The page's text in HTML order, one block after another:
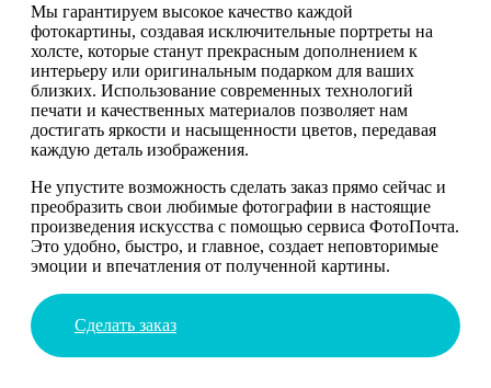
Мы гарантируем высокое качество каждой
фотокартины, создавая исключительные портреты на
холсте, которые станут прекрасным дополнением к
интерьеру или оригинальным подарком для ваших
близких. Использование современных технологий
печати и качественных материалов позволяет нам
достигать яркости и насыщенности цветов, передавая
каждую деталь изображения.
Не упустите возможность сделать заказ прямо сейчас и
преобразить свои любимые фотографии в настоящие
произведения искусства с помощью сервиса ФотоПочта.
Это удобно, быстро, и главное, создает неповторимые
эмоции и впечатления от полученной картины.
Сделать заказ